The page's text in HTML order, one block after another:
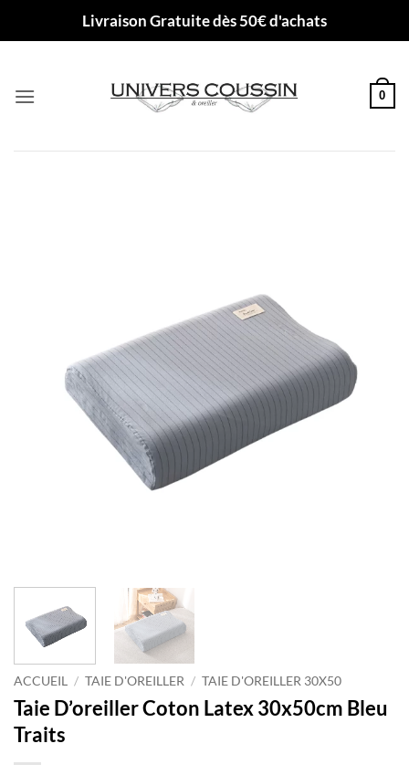
Livraison Gratuite dès 50€ d'achats
0
ACCUEIL / TAIE D'OREILLER / TAIE D'OREILLER 30X50
Taie D’oreiller Coton Latex 30x50cm Bleu
Traits